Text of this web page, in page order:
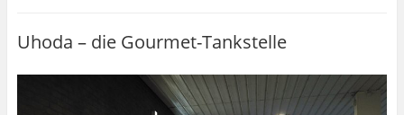
Uhoda – die Gourmet-Tankstelle